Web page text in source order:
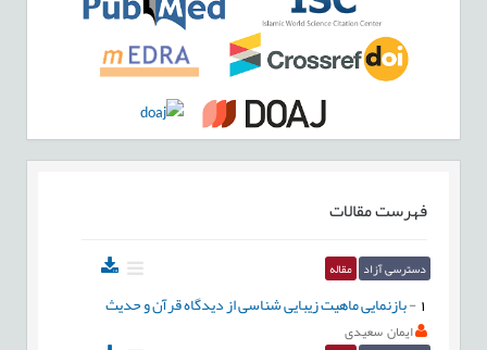
فهرست مقالات
دسترسی آزاد مقاله
-بازنمایی ماهیت زیبایی شناسی از دیدگاه قرآن و حدیث
ایمان سعیدی